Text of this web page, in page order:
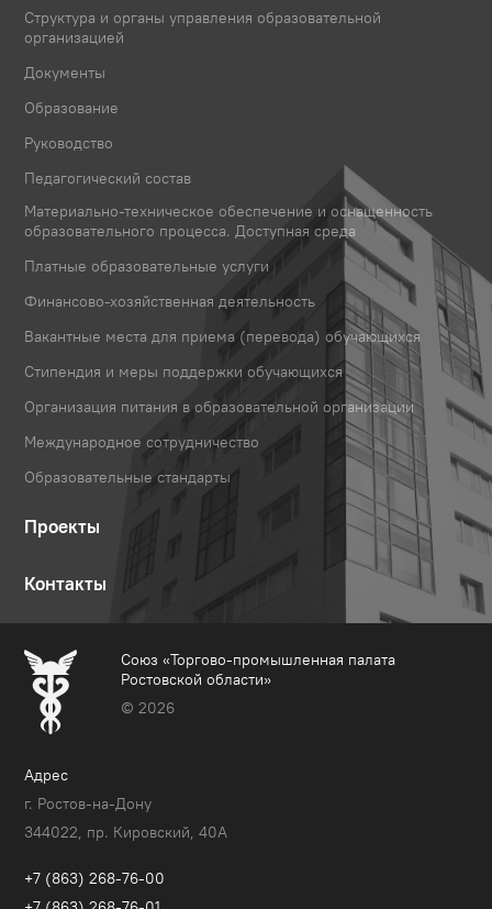
Структура и органы управления образовательной
организацией
Документы
Образование
Руководство
Педагогический состав
Материально-техническое обеспечение и оснащенность
образовательного процесса. Доступная среда
Платные образовательные услуги
Финансово-хозяйственная деятельность
Вакантные места для приема (перевода) обучающихся
Стипендия и меры поддержки обучающихся
Организация питания в образовательной организации
Международное сотрудничество
Образовательные стандарты
Проекты
Контакты
Союз «Торгово-промышленная палата
Ростовской области»
© 2026
Адрес
г. Ростов-на-Дону
344022, пр. Кировский, 40A
+7 (863) 268-76-00